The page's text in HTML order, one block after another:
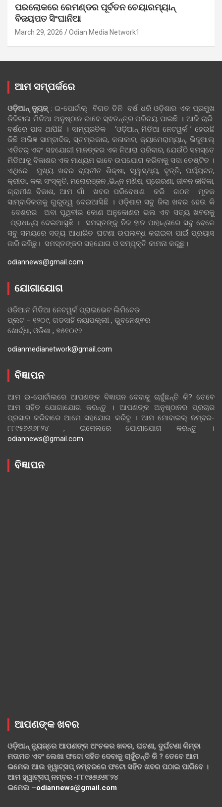
ପରଲୋକରେ ରେମଣ୍ଡର ପୂର୍ବତନ ଚେୟାରମ୍ୟାନ୍
ବିଜୟପତ ସିଂଘାନିଆ
March 29, 2026 Odian Media Network1
ଆମ ସମ୍ପର୍କରେ
ଓଡ଼ିଆନ୍‍ ନ୍ୟୁଜ୍‍: ଇ-ପୋର୍ଟାଲ୍ ବିଗତ ତିନି ବର୍ଷ ଧରି ଓଡ଼ିଶାର ଏକ ପ୍ରମୁଖ
ଡିଜିଟାଲ ମିଡିଆ ଅନୁଷ୍ଠାନ ଭାବେ ସ୍ଵତନ୍ତ୍ର ପରିଚୟ ପାଇଛି । ଆଜି ଚାରି
ବର୍ଷରେ ପାଦ ଥାପିଛି । ସାମ୍ପ୍ରତିକ ‘ଓଡ଼ିଆନ୍‍ ମିଡିଆ ନେଟୱର୍କ ’ ହେଉଛି
କିଛି ଅଭିଜ୍ଞ ସାମ୍ବାଦିକ, ସ୍ତମ୍ଭକାର, କଳାକାର, କ୍ୟାମେରାମ୍ୟାନ୍, ଭିଜୁଆଲ୍
ଏଡିଟର୍ ଏବଂ ସହଯୋଗୀ ମାନଙ୍କର ଏକ ନିଆରା ପରିବାର, ଯେଉଁଠି ସମସ୍ତେ
ମିଡିଆକୁ ବିକାଶର ଏକ ମାଧ୍ୟମ ଭାବେ ଉପଯୋଗ କରିବାକୁ ସଦା ଚେଷ୍ଟିତ ।
ଏଥିରେ ମୁଖ୍ୟ ଖବର ବ୍ୟତୀତ ଶିକ୍ଷା, ସ୍ୱାସ୍ଥ୍ୟ, ବୃତ୍ତି, ପର୍ଯ୍ୟଟନ,
କ୍ରୀଡା, କଳା ସଂସ୍କୃତି, ମନୋରଞ୍ଜନ ,ଭିନ୍ନ ମଣିଷ, ପ୍ରେରଣା, ଜୀବନ ଜୀବିକା,
ଗ୍ରାମୀଣ ବିକାଶ, ଆମ ଗାଁ ଖବର ପରିବେଷଣ କରି ଗଠନ ମୂଳକ
ସାମ୍ବାଦିକତାକୁ ଗୁରୁତ୍ୱ ଦେଇଆସିଛି । ଓଡ଼ିଶାର ସବୁ ଜିଲା ଖବର ହେଉ କି
ଦେଶରର ଅବା ପୃଥିବୀର କୋଣ ଅନୁକୋଣର ଭଲ ଏବ ସତ୍ୟ ଖବରକୁ
ପ୍ରାଧାନ୍ୟ ଦେଇଆସୁଛି । ସମସ୍ତଙ୍କୁ ନିଜ ହାତ ପାହାନ୍ତାରେ ସବୁ ବେଳେ
ସବୁ ସମୟରେ ସତ୍ୟ ଆଧାରିତ ଘଟଣା ଉପଲବ୍ଧ କରାଇବା ପାଇଁ ପ୍ରୟାସ
ଜାରି ରଖିଛୁ। ସମସ୍ତଙ୍କର ସହଯୋଗ ଓ ସମ୍ପୃକ୍ତି କାମନା କରୁଛୁ।
odiannews@gmail.com
ଯୋଗାଯୋଗ
ଓଡିଆନ ମିଡିଆ ନେଟୱର୍କ ପ୍ରାଇଭେଟ ଲିମିଟେଡ
ପ୍ଲଟ – ୧୨୦୯, ଗଡସାହି ନୟାପଲ୍ଲୀ , ଭୁବନେଶ୍ଵର
ଖୋର୍ଦ୍ଧା, ଓଡିଶା , ୭୫୧୦୧୨
odianmedianetwork@gmail.com
ବିଜ୍ଞାପନ
ଆମ ଇ-ପୋର୍ଟାଲରେ ଆପଣଙ୍କ ବିଜ୍ଞାପନ ଦେବାକୁ ଚାହୁଁଛନ୍ତି କି? ତେବେ
ଆମ ସହିତ ଯୋଗାଯୋଗ କରନ୍ତୁ । ଆପଣଙ୍କ ଅନୁଷ୍ଠାନର ପ୍ରଚାର
ପ୍ରସାର କରିବାରେ ଆମେ ସହଯୋଗ କରିବୁ । ଆମ ମୋବାଇଲ୍ ନମ୍ବର-
୮୮୯୫୭୬୬୮୨୪ , ଇମେଲରେ ଯୋଗାଯୋଗ କରନ୍ତୁ ।
odiannews@gmail.com
ବିଜ୍ଞାପନ
ଆପଣଙ୍କ ଖବର
ଓଡ଼ିଆନ୍ ନ୍ୟୁଜ୍‌ରେ ଆପଣଙ୍କ ଅଂଚଳର ଖବର, ଘଟଣା, ଦୁର୍ଘଟଣା କିମ୍ବା
ମତାମତ ଏବଂ ଲେଖା ଫଟୋ ସହିତ ଦେବାକୁ ଚାହୁଁଚନ୍ତି କି ? ତେବେ ଆମ
ଇମେଲ ଆଉ ହ୍ୱାଟ୍‌ସପ୍ ନମ୍ବରରେ ଫଟୋ ସହିତ ଖବର ପଠାଇ ପାରିବେ ।
ଆମ ହ୍ୱାଟ୍‌ସପ୍ ନମ୍ବର -୮୮୯୫୭୬୬୮୨୪
ଇମେଲ –odiannews@gmail.com